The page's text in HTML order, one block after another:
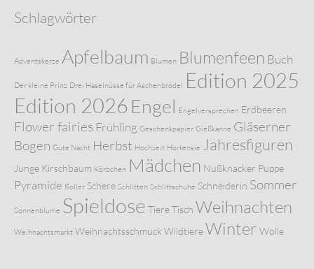
Schlagwörter
Adventskerze Apfelbaum Blumen Blumenfeen Buch
Der kleine Prinz Drei Haselnüsse für Aschenbrödel Edition 2025
Edition 2026 Engel Engelversprechen Erdbeeren
Flower fairies Frühling Geschenkpapier Gießkanne Gläserner
Bogen Gute Nacht Herbst Hochzeit Hortensie Jahresfiguren
Junge Kirschbaum Körbchen Mädchen Nußknacker Puppe
Pyramide Roller Schere Schlitten Schlittschuhe Schneiderin Sommer
Sonnenblume Spieldose TiereTisch Weihnachten
Weihnachtsmarkt Weihnachtsschmuck WildtiereWinter Wolle